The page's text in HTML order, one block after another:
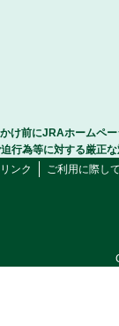
け前にJRAホームペ
行為等に対する厳正
リンク ご利用に際し